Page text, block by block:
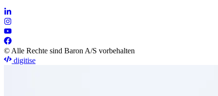
© Alle Rechte sind Baron A/S vorbehalten
digitise